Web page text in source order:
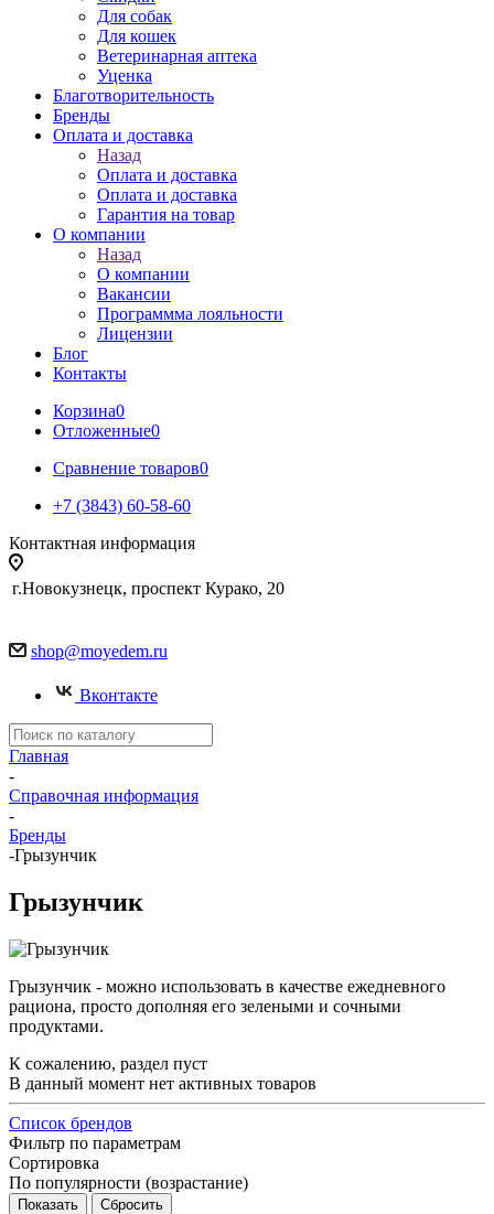
Для собак
Для кошек
Ветеринарная аптека
Уценка
Благотворительность
Бренды
Оплата и доставка
Назад
Оплата и доставка
Оплата и доставка
Гарантия на товар
О компании
Назад
О компании
Вакансии
Программма лояльности
Лицензии
Блог
Контакты
Корзина0
Отложенные0
Сравнение товаров0
+7 (3843) 60-58-60
Контактная информация
г.Новокузнецк, проспект Курако, 20
shop@moyedem.ru
Вконтакте
Главная
-
Справочная информация
-
Бренды
-Грызунчик
Грызунчик
Грызунчик - можно использовать в качестве ежедневного
рациона, просто дополняя его зелеными и сочными
продуктами.
К сожалению, раздел пуст
В данный момент нет активных товаров
Список брендов
Фильтр по параметрам
Сортировка
По популярности (возрастание)
Сбросить